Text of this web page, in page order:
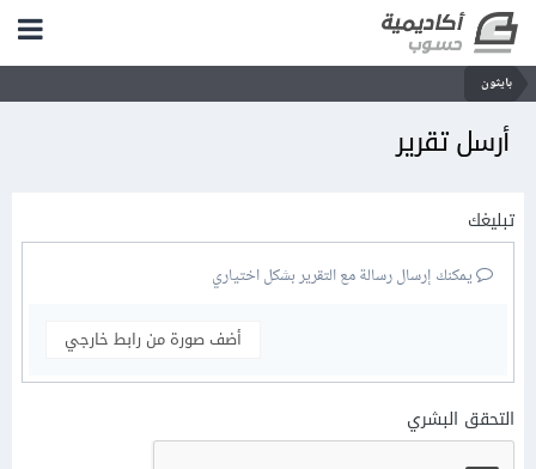
بايثون
أرسل تقرير
تبليغك
يمكنك إرسال رسالة مع التقرير بشكل اختياري
أضف صورة من رابط خارجي
التحقق البشري